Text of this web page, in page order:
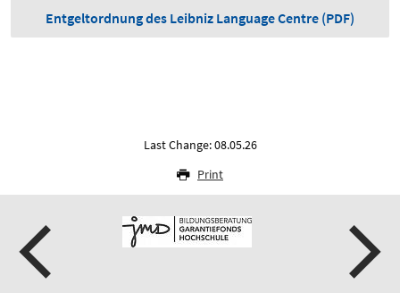
Entgeltordnung des Leibniz Language Centre (PDF)
Last Change: 08.05.26
Print